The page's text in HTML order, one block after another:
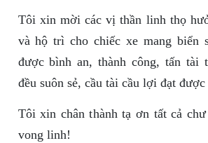
Tôi xin mời các vị thần linh thọ
và hộ trì cho chiếc xe mang
được bình an, thành công, tấn tài
đều suôn sẻ, cầu tài cầu lợi đạt
Tôi xin chân thành tạ ơn tất cả
vong linh!